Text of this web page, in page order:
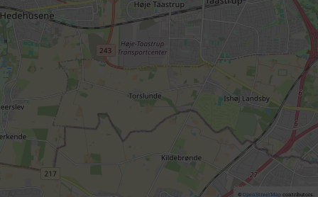
© OpenStreetMapcontributors.